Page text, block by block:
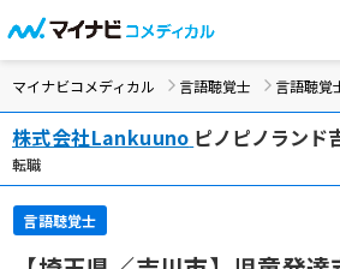
マイナビコメディカル 言語聴覚士 言語聴覚
株式会社Lankuuno ピノピノランド
転職
言語聴覚士